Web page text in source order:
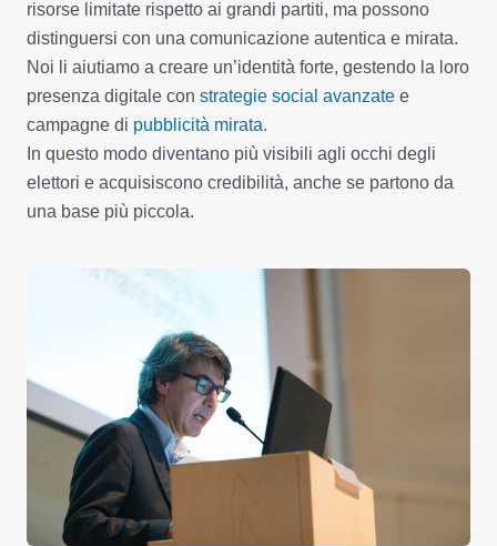
risorse limitate rispetto ai grandi partiti, ma possono
distinguersi con una comunicazione autentica e mirata.
Noi li aiutiamo a creare un’identità forte, gestendo la loro
presenza digitale con strategie social avanzate e
campagne di pubblicità mirata.
In questo modo diventano più visibili agli occhi degli
elettori e acquisiscono credibilità, anche se partono da
una base più piccola.